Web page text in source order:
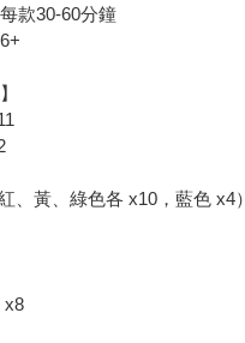
款30-60分鐘
、黃、綠色各 x10，藍色 x4）
x8